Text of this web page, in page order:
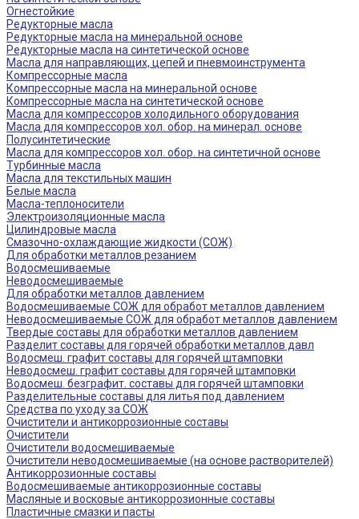
Огнестойкие
Редукторные масла
Редукторные масла на минеральной основе
Редукторные масла на синтетической основе
Масла для направляющих, цепей и пневмоинструмента
Компрессорные масла
Компрессорные масла на минеральной основе
Компрессорные масла на синтетической основе
Масла для компрессоров холодильного оборудования
Масла для компрессоров хол. обор. на минерал. основе
Полусинтетические
Масла для компрессоров хол. обор. на синтетичной основе
Турбинные масла
Масла для текстильных машин
Белые масла
Масла-теплоносители
Электроизоляционные масла
Цилиндровые масла
Смазочно-охлаждающие жидкости (СОЖ)
Для обработки металлов резанием
Водосмешиваемые
Неводосмешиваемые
Для обработки металлов давлением
Водосмешиваемые СОЖ для обработ металлов давлением
Неводосмешиваемые СОЖ для обработ металлов давлением
Твердые составы для обработки металлов давлением
Разделит составы для горячей обработки металлов давл
Водосмеш. графит составы для горячей штамповки
Неводосмеш. графит составы для горячей штамповки
Водосмеш. безграфит. составы для горячей штамповки
Разделительные составы для литья под давлением
Средства по уходу за СОЖ
Очистители и антикоррозионные составы
Очистители
Очистители водосмешиваемые
Очистители неводосмешиваемые (на основе растворителей)
Антикоррозионные составы
Водосмешиваемые антикоррозионные составы
Масляные и восковые антикоррозионные составы
Пластичные смазки и пасты